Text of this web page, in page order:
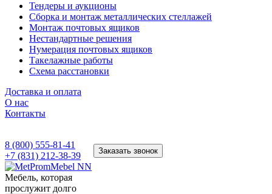
Тендеры и аукционы
Сборка и монтаж металлических стеллажей
Монтаж почтовых ящиков
Нестандартные решения
Нумерация почтовых ящиков
Такелажные работы
Схема расстановки
Доставка и оплата
О нас
Контакты
8 (800) 555-81-41
+7 (831) 212-38-39
Заказать звонок
Мебель, которая
прослужит долго